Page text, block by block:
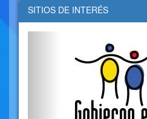
SITIOS DE INTERÉS